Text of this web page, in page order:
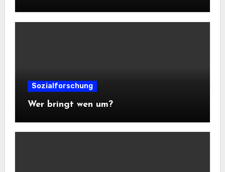
Sozialforschung
Wer bringt wen um?